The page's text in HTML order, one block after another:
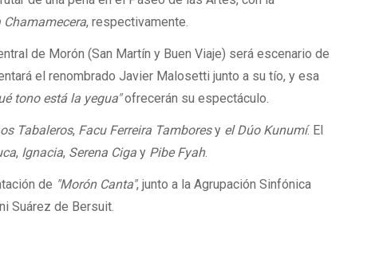
Chamamecera, respectivamente.
de Morón (San Martín y Buen Viaje) será escenario de
el renombrado Javier Malosetti junto a su tío, y esa
tono está la yegua"ofrecerán su espectáculo.
Tabaleros, Facu Ferreira Tamboresy el Dúo Kunumí. El
, Ignacia, Serena Ciga y Pibe Fyah.
de "Morón Canta", junto a la Agrupación Sinfónica
Suárez de Bersuit.